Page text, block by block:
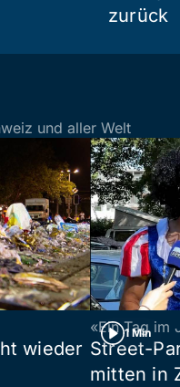
zurück
und aller Welt
wieder
1 Min
«Ein Tag im
Street-
mitten in